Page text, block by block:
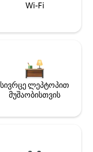
Wi-Fi
სივრცე ლეპტოპით
მუშაობისთვის